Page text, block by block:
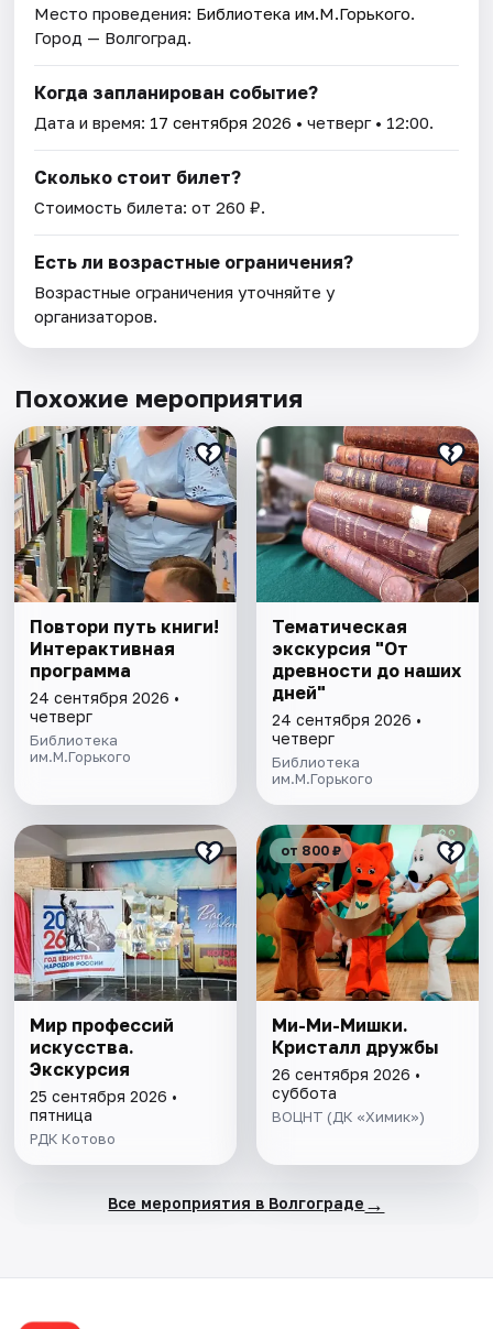
Место проведения: Библиотека им.М.Горького.
Город — Волгоград.
Когда запланирован событие?
Дата и время: 17 сентября 2026 • четверг • 12:00.
Сколько стоит билет?
Стоимость билета: от 260 ₽.
Есть ли возрастные ограничения?
Возрастные ограничения уточняйте у
организаторов.
Похожие мероприятия
Повтори путь книги!
Интерактивная
программа
24 сентября 2026 •
четверг
Библиотека
им.М.Горького
Тематическая
экскурсия "От
древности до наших
дней"
24 сентября 2026 •
четверг
Библиотека
им.М.Горького
Мир профессий
искусства.
Экскурсия
25 сентября 2026 •
пятница
РДК Котово
от 800 ₽
Ми-Ми-Мишки.
Кристалл дружбы
26 сентября 2026 •
суббота
ВОЦНТ (ДК «Химик»)
Все мероприятия в Волгограде →